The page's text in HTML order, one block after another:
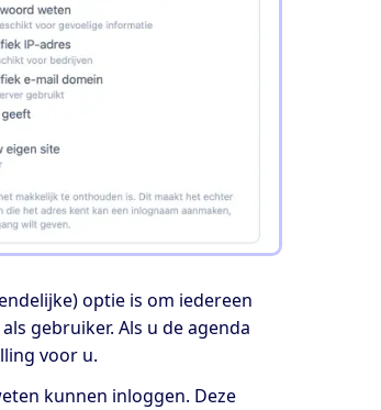
optie is om iedereen
gebruiker. Als u de agenda
voor u.
kunnen inloggen. Deze